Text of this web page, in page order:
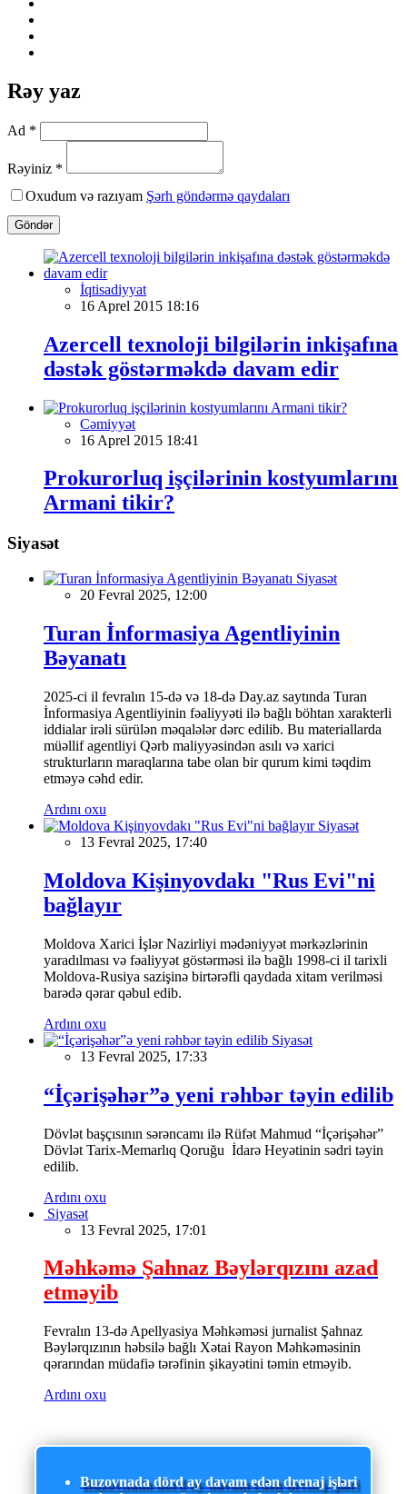
Rəy yaz
Ad *
Rəyiniz *
Oxudum və razıyam Şərh göndərmə qaydaları
Göndər
İqtisadiyyat
16 Aprel 2015 18:16
Azercell texnoloji bilgilərin inkişafına
dəstək göstərməkdə davam edir
Cəmiyyət
16 Aprel 2015 18:41
Prokurorluq işçilərinin kostyumlarını
Armani tikir?
Siyasət
Siyasət
20 Fevral 2025, 12:00
Turan İnformasiya Agentliyinin
Bəyanatı
2025-ci il fevralın 15-də və 18-də Day.az saytında Turan
İnformasiya Agentliyinin fəaliyyəti ilə bağlı böhtan xarakterli
iddialar irəli sürülən məqalələr dərc edilib. Bu materiallarda
müəllif agentliyi Qərb maliyyəsindən asılı və xarici
strukturların maraqlarına tabe olan bir qurum kimi təqdim
etməyə cəhd edir.
Ardını oxu
Siyasət
13 Fevral 2025, 17:40
Moldova Kişinyovdakı "Rus Evi"ni
bağlayır
Moldova Xarici İşlər Nazirliyi mədəniyyət mərkəzlərinin
yaradılması və fəaliyyət göstərməsi ilə bağlı 1998-ci il tarixli
Moldova-Rusiya sazişinə birtərəfli qaydada xitam verilməsi
barədə qərar qəbul edib.
Ardını oxu
Siyasət
13 Fevral 2025, 17:33
“İçərişəhər”ə yeni rəhbər təyin edilib
Dövlət başçısının sərəncamı ilə Rüfət Mahmud “İçərişəhər”
Dövlət Tarix-Memarlıq Qoruğu İdarə Heyətinin sədri təyin
edilib.
Ardını oxu
Siyasət
13 Fevral 2025, 17:01
Məhkəmə Şahnaz Bəylərqızını azad
etməyib
Fevralın 13-də Apellyasiya Məhkəməsi jurnalist Şahnaz
Bəylərqızının həbsilə bağlı Xətai Rayon Məhkəməsinin
qərarından müdafiə tərəfinin şikayətini təmin etməyib.
Ardını oxu
Buzovnada dörd ay davam edən drenaj işləri